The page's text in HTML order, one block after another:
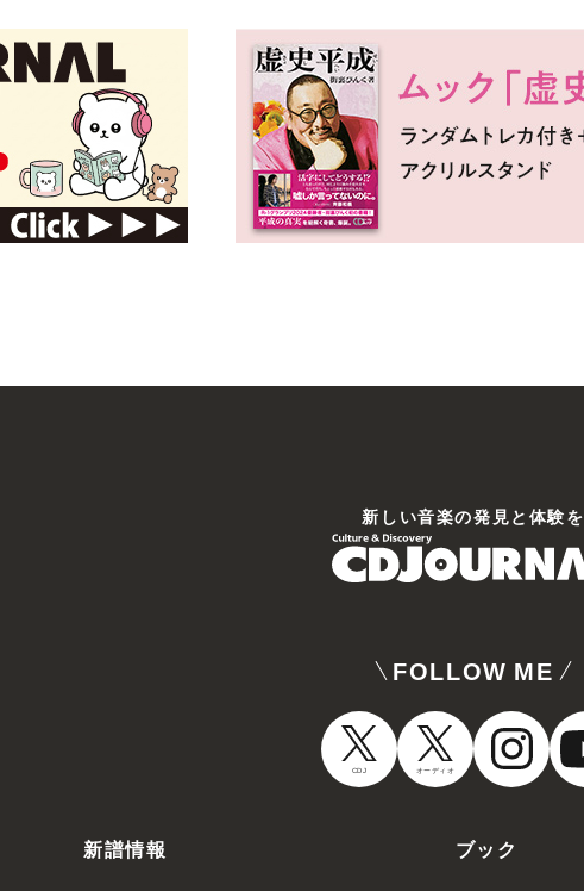
新しい⾳楽の発⾒と体験を
FOLLOW ME
CDJ オーディオ
新譜情報 ブック